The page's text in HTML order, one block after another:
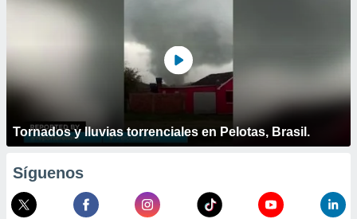
Tornados y lluvias torrenciales en Pelotas, Brasil.
Síguenos